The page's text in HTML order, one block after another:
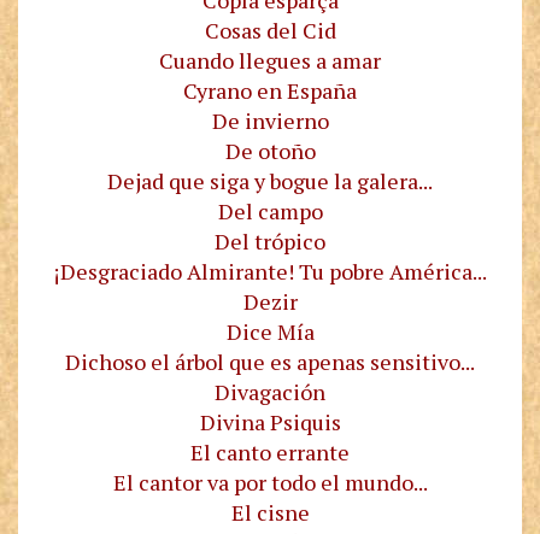
Cosas del Cid
Cuando llegues a amar
Cyrano en España
De invierno
De otoño
Dejad que siga y bogue la galera...
Del campo
Del trópico
¡Desgraciado Almirante! Tu pobre América...
Dezir
Dice Mía
Dichoso el árbol que es apenas sensitivo...
Divagación
Divina Psiquis
El canto errante
El cantor va por todo el mundo...
El cisne